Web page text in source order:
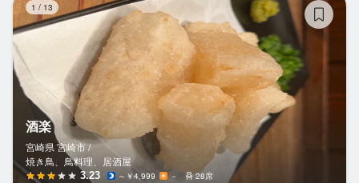
1 / 13
酒楽
宮崎県 宮崎市 /
焼き鳥、鳥料理、居酒屋
3.23 ～￥4,999 － 28席